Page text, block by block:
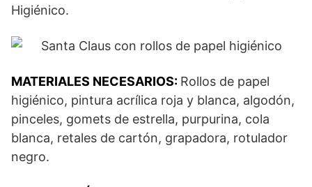
Higiénico.
MATERIALES NECESARIOS: Rollos de papel
higiénico, pintura acrílica roja y blanca, algodón,
pinceles, gomets de estrella, purpurina, cola
blanca, retales de cartón, grapadora, rotulador
negro.